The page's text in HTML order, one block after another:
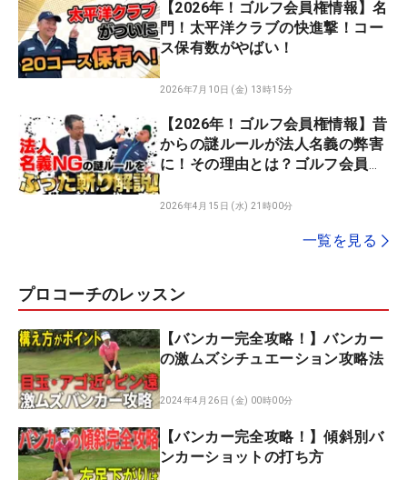
【2026年！ゴルフ会員権情報】名
門！太平洋クラブの快進撃！コー
ス保有数がやばい！
2026年7月10日 (金) 13時15分
【2026年！ゴルフ会員権情報】昔
からの謎ルールが法人名義の弊害
に！その理由とは？ゴルフ会員権
2026年4月15日 (水) 21時00分
一覧を見る
プロコーチのレッスン
【バンカー完全攻略！】バンカー
の激ムズシチュエーション攻略法
2024年4月26日 (金) 00時00分
【バンカー完全攻略！】傾斜別バ
ンカーショットの打ち方